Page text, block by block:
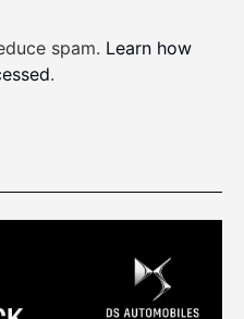
spam. Learn how
.